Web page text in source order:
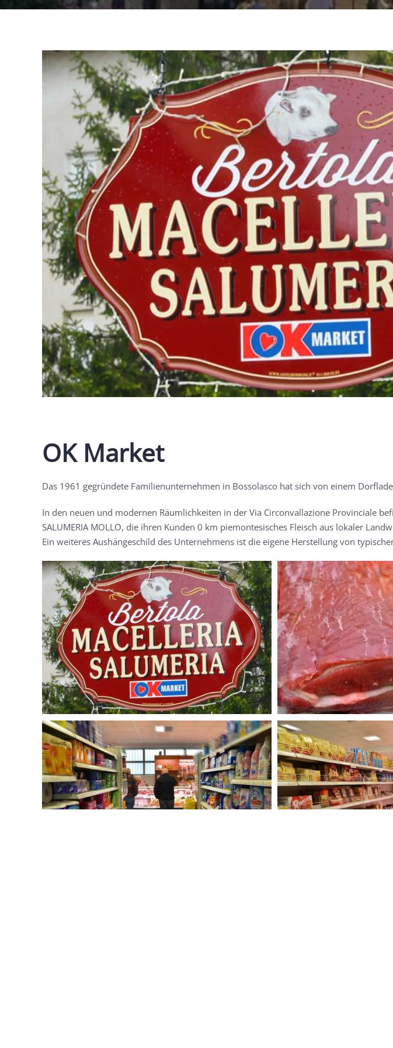
OK Market
Das 1961 gegründete Familienunternehmen in Bossolasco hat sich von einem
In den neuen und modernen Räumlichkeiten in der Via Circonvallazione Provinciale
SALUMERIA MOLLO, die ihren Kunden 0 km piemontesisches Fleisch aus lokaler
Ein weiteres Aushängeschild des Unternehmens ist die eigene Herstellung von
MORE...
MORE...